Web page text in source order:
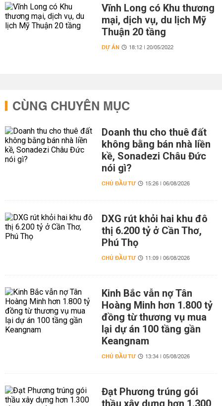
Vĩnh Long có Khu thương
mại, dịch vụ, du lịch Mỹ
Thuận 20 tầng
DỰ ÁN 18:12 | 20/05/2022
CÙNG CHUYÊN MỤC
Doanh thu cho thuê đất
không bằng bán nhà liền
kề, Sonadezi Châu Đức
nói gì?
CHỦ ĐẦU TƯ 15:26 | 06/08/2026
DXG rút khỏi hai khu đô
thị 6.200 tỷ ở Cần Thơ,
Phú Thọ
CHỦ ĐẦU TƯ 11:09 | 06/08/2026
Kinh Bắc vẫn nợ Tân
Hoàng Minh hơn 1.800 tỷ
đồng từ thương vụ mua
lại dự án 100 tầng gần
Keangnam
CHỦ ĐẦU TƯ 13:34 | 05/08/2026
Đạt Phương trúng gói
thầu xây dựng hơn 1.300